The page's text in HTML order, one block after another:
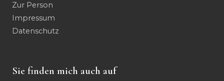
Zur Person
Impressum
Datenschutz
Sie finden mich auch auf